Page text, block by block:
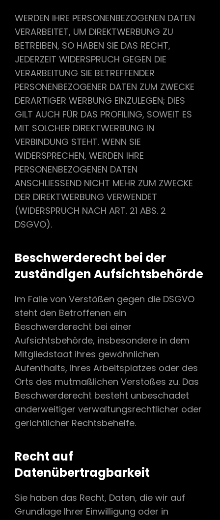
WERDEN IHRE PERSONENBEZOGENEN DATEN
VERARBEITET, UM DIREKTWERBUNG ZU
BETREIBEN, SO HABEN SIE DAS RECHT,
JEDERZEIT WIDERSPRUCH GEGEN DIE
VERARBEITUNG SIE BETREFFENDER
PERSONENBEZOGENER DATEN ZUM ZWECKE
DERARTIGER WERBUNG EINZULEGEN; DIES
GILT AUCH FÜR DAS PROFILING, SOWEIT ES
MIT SOLCHER DIREKTWERBUNG IN
VERBINDUNG STEHT. WENN SIE
WIDERSPRECHEN, WERDEN IHRE
PERSONENBEZOGENEN DATEN
ANSCHLIESSEND NICHT MEHR ZUM ZWECKE
DER DIREKTWERBUNG VERWENDET
(WIDERSPRUCH NACH ART. 21 ABS. 2
DSGVO).
Beschwerderecht bei der
zuständigen Aufsichtsbehörde
Im Falle von Verstößen gegen die DSGVO
steht den Betroffenen ein
Beschwerderecht bei einer
Aufsichtsbehörde, insbesondere in dem
Mitgliedstaat ihres gewöhnlichen
Aufenthalts, ihres Arbeitsplatzes oder des
Orts des mutmaßlichen Verstoßes zu. Das
Beschwerderecht besteht unbeschadet
anderweitiger verwaltungsrechtlicher oder
gerichtlicher Rechtsbehelfe.
Recht auf
Datenübertragbarkeit
Sie haben das Recht, Daten, die wir auf
Grundlage Ihrer Einwilligung oder in